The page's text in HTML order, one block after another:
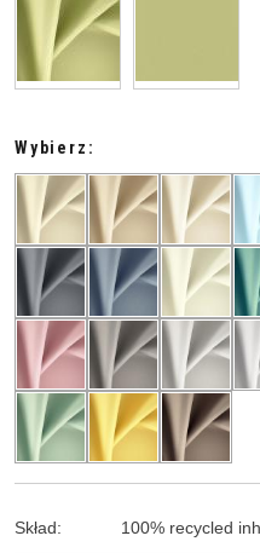
Wybierz:
Skład: 100% recycled